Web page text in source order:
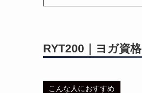
RYT200｜ヨガ資格
こんな人におすすめ